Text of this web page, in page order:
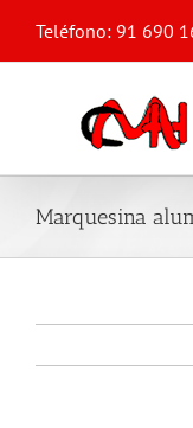
contenido
Teléfono: 91 690
Marquesina